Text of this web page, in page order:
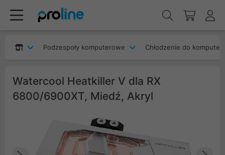
Podzespoły komputerowe Chłodzenie do
Watercool Heatkiller V dla RX
6800/6900XT, Miedź, Akryl